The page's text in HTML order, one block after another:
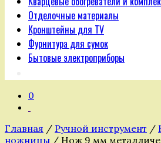
Отделочные материалы
Кронштейны для TV
Фурнитура для сумок
Бытовые электроприборы
0
Главная / Ручной инструмент /
ножницы / Нож 9 мм